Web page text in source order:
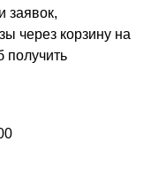
заявок,
через корзину на
получить